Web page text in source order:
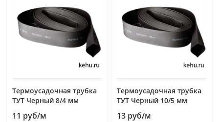
Термоусадочная трубка
ТУТ Черный 8/4 мм
11 руб/м
Термоусадочная трубка
ТУТ Черный 10/5 мм
13 руб/м